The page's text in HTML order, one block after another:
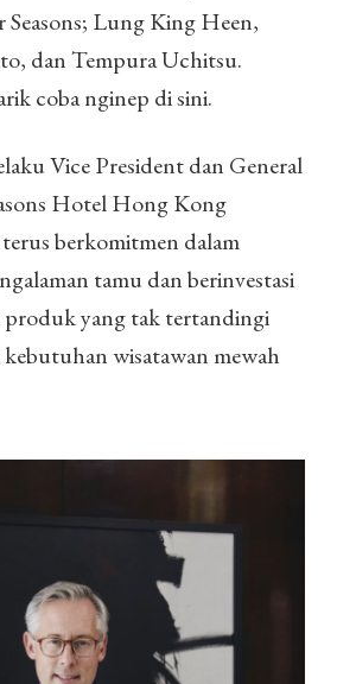
Lung King Heen,
dan Tempura Uchitsu.
coba nginep di sini.
Vice President dan General
Hotel Hong Kong
berkomitmen dalam
tamu dan berinvestasi
produk yang tak tertandingi
wisatawan mewah